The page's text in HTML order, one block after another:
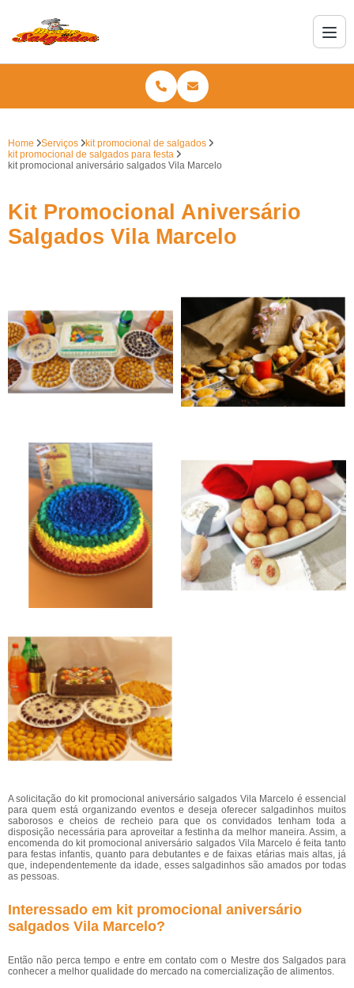
Home Serviços
kit promocional de salgados
kit promocional de salgados para festa
kit promocional aniversário salgados Vila Marcelo
Kit Promocional Aniversário
Salgados Vila Marcelo
A solicitação do kit promocional aniversário salgados Vila Marcelo é essencial
para quem está organizando eventos e deseja oferecer salgadinhos muitos
saborosos e cheios de recheio para que os convidados tenham toda a
disposição necessária para aproveitar a festinha da melhor maneira. Assim, a
encomenda do kit promocional aniversário salgados Vila Marcelo é feita tanto
para festas infantis, quanto para debutantes e de faixas etárias mais altas, já
que, independentemente da idade, esses salgadinhos são amados por todas
as pessoas.
Interessado em kit promocional aniversário
salgados Vila Marcelo?
Então não perca tempo e entre em contato com o Mestre dos Salgados para
conhecer a melhor qualidade do mercado na comercialização de alimentos.